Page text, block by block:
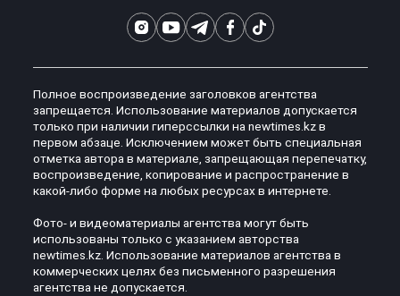
Полное воспроизведение заголовков агентства
запрещается. Использование материалов допускается
только при наличии гиперссылки на newtimes.kz в
первом абзаце. Исключением может быть специальная
отметка автора в материале, запрещающая перепечатку,
воспроизведение, копирование и распространение в
какой-либо форме на любых ресурсах в интернете.
Фото- и видеоматериалы агентства могут быть
использованы только с указанием авторства
newtimes.kz. Использование материалов агентства в
коммерческих целях без письменного разрешения
агентства не допускается.